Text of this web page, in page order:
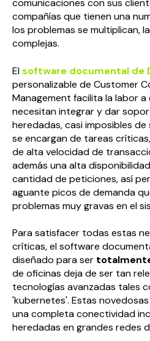
comunicaciones con sus
compañías que tienen una
los problemas se multiplican,
complejas.
Elsoftware documental de
personalizable de Customer
Management facilita la labor
necesitan integrar y dar
heredadas, casi imposibles
se encargan de tareas
de alta velocidad de
además una alta
cantidad de peticiones, así
aguante picos de demanda
problemas muy gravas en el
Para satisfacer todas estas
críticas, el software
diseñado para ser
de oficinas deja de ser tan
tecnologías avanzadas tales
'kubernetes'. Estas
una completa conectividad
heredadas en grandes redes